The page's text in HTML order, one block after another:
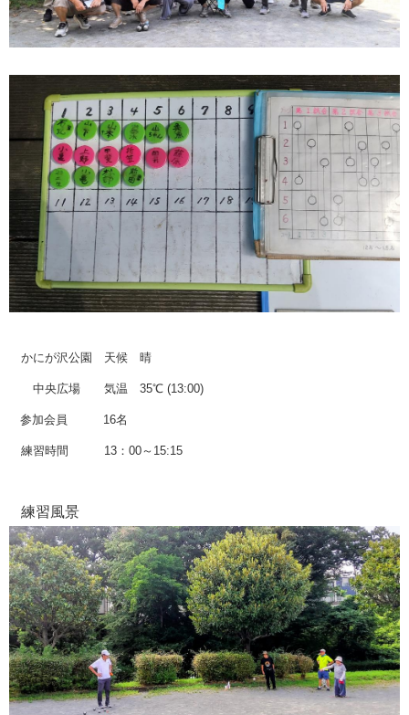
かにが沢公園 天候 晴
中央広場 気温 35℃ (13:00)
参加会員 16名
練習時間 13：00～15:15
練習風景